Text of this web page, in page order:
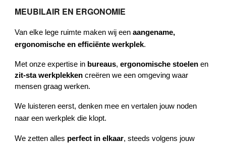
MEUBILAIR EN ERGONOMIE
Van elke lege ruimte maken wij eenaangename,
ergonomische en efficiënte werkplek.
Met onze expertise in bureaus,ergonomische stoelen en
zit‑sta werkplekken creëren we een omgeving waar
mensen graag werken.
We luisteren eerst, denken mee en vertalen jouw noden
naar een werkplek die klopt.
We zetten alles perfect in elkaar, steeds volgens jouw